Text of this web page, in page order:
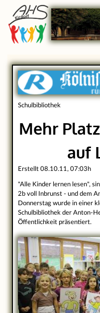
Schulbibliothek
Mehr
auf
Erstellt 08.10.11, 07:03h
"Alle Kinder lernen lesen",
2b voll Inbrunst - und dem
Donnerstag wurde in einer
Schulbibliothek der Anton-
Öffentlichkeit präsentiert.